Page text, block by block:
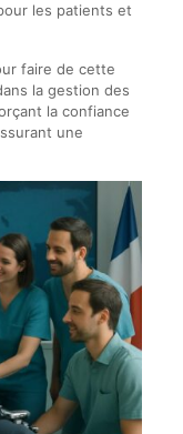
les patients et
faire de cette
la gestion des
la confiance
une